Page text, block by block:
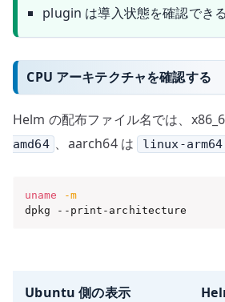
plugin は導入状態を確認でき
CPU アーキテクチャを確認する
Helm の配布ファイル名では、
amd64 、aarch64 は linux-arm64
uname
-m
dpkg --print-architecture
Ubuntu 側の表示